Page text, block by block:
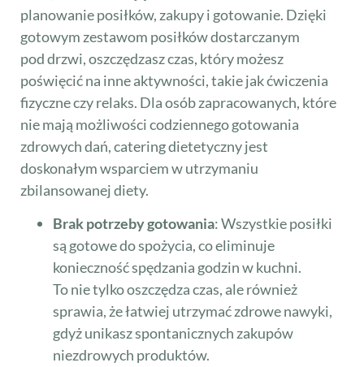
planowanie posiłków, zakupy i gotowanie. Dzięki
gotowym zestawom posiłków dostarczanym
pod drzwi, oszczędzasz czas, który możesz
poświęcić na inne aktywności, takie jak ćwiczenia
fizyczne czy relaks. Dla osób zapracowanych, które
nie mają możliwości codziennego gotowania
zdrowych dań, catering dietetyczny jest
doskonałym wsparciem w utrzymaniu
zbilansowanej diety.
Brak potrzeby gotowania: Wszystkie posiłki
są gotowe do spożycia, co eliminuje
konieczność spędzania godzin w kuchni.
To nie tylko oszczędza czas, ale również
sprawia, że łatwiej utrzymać zdrowe nawyki,
gdyż unikasz spontanicznych zakupów
niezdrowych produktów.